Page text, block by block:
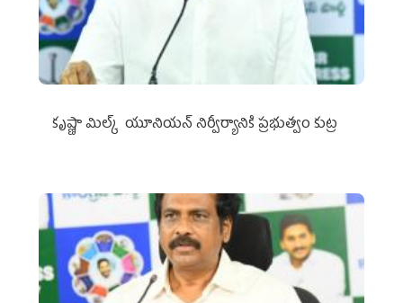
కృష్ణా మిల్క్‌ యూనియన్‌ నిర్వీర్యానికి ప్రభుత్వం కుట్ర